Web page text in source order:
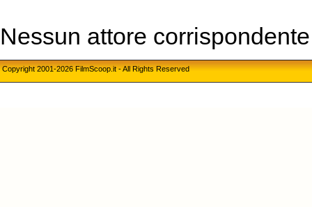
Nessun attore
Copyright 2001-2026 FilmScoop.it - All Rights Reserved